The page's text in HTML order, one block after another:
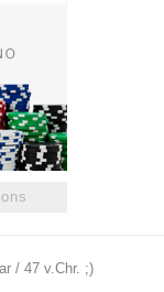
/ 47 v.Chr. ;)